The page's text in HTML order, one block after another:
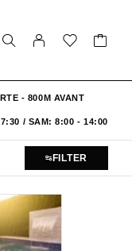
- 800M AVANT
/ SAM: 8:00 - 14:00
FILTER